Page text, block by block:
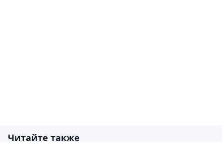
Читайте также